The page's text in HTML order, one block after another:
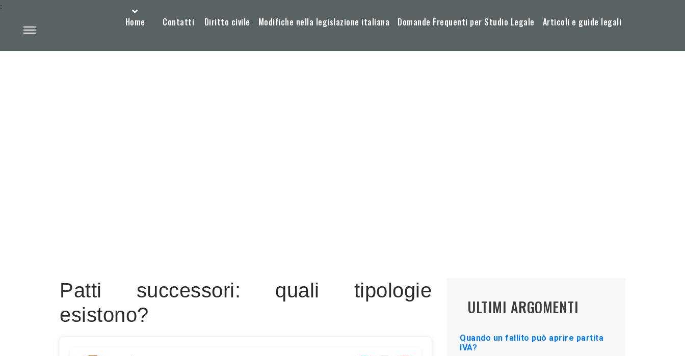
Home Contatti Diritto civile Modifiche nella legislazione italiana Domande Frequenti per Studio Legale Articoli e guide legali
:
Patti successori: quali tipologie
esistono?
ULTIMI ARGOMENTI
Quando un fallito può aprire partita
IVA?